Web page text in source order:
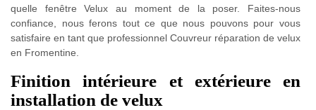
quelle fenêtre Velux au moment de la poser. Faites-nous
confiance, nous ferons tout ce que nous pouvons pour vous
satisfaire en tant que professionnel Couvreur réparation de velux
en Fromentine.
Finition intérieure et extérieure en
installation de velux